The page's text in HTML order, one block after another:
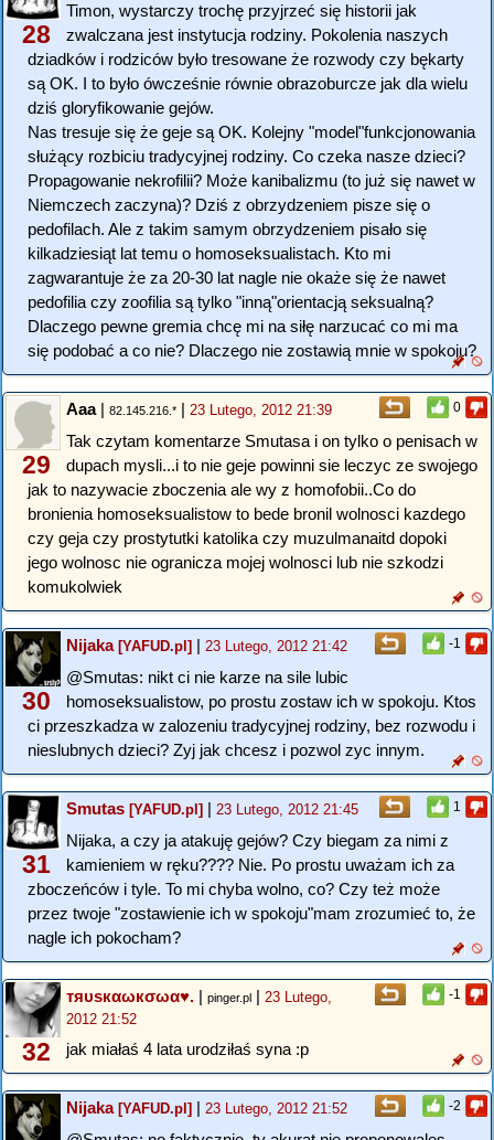
28
Timon, wystarczy trochę przyjrzeć się historii jak
zwalczana jest instytucja rodziny. Pokolenia naszych
dziadków i rodziców było tresowane że rozwody czy bękarty
są OK. I to było ówcześnie równie obrazoburcze jak dla wielu
dziś gloryfikowanie gejów.
Nas tresuje się że geje są OK. Kolejny "model"funkcjonowania
służący rozbiciu tradycyjnej rodziny. Co czeka nasze dzieci?
Propagowanie nekrofilii? Może kanibalizmu (to już się nawet w
Niemczech zaczyna)? Dziś z obrzydzeniem pisze się o
pedofilach. Ale z takim samym obrzydzeniem pisało się
kilkadziesiąt lat temu o homoseksualistach. Kto mi
zagwarantuje że za 20-30 lat nagle nie okaże się że nawet
pedofilia czy zoofilia są tylko "inną"orientacją seksualną?
Dlaczego pewne gremia chcę mi na siłę narzucać co mi ma
się podobać a co nie? Dlaczego nie zostawią mnie w spokoju?
0
29
Aaa| 82.145.216.* | 23 Lutego, 2012 21:39
Tak czytam komentarze Smutasa i on tylko o penisach w
dupach mysli...i to nie geje powinni sie leczyc ze swojego
jak to nazywacie zboczenia ale wy z homofobii..Co do
bronienia homoseksualistow to bede bronil wolnosci kazdego
czy geja czy prostytutki katolika czy muzulmanaitd dopoki
jego wolnosc nie ogranicza mojej wolnosci lub nie szkodzi
komukolwiek
-1
30
Nijaka[YAFUD.pl] | 23 Lutego, 2012 21:42
@Smutas: nikt ci nie karze na sile lubic
homoseksualistow, po prostu zostaw ich w spokoju. Ktos
ci przeszkadza w zalozeniu tradycyjnej rodziny, bez rozwodu i
nieslubnych dzieci? Zyj jak chcesz i pozwol zyc innym.
1
31
Smutas [YAFUD.pl] | 23 Lutego, 2012 21:45
Nijaka, a czy ja atakuję gejów? Czy biegam za nimi z
kamieniem w ręku???? Nie. Po prostu uważam ich za
zboczeńców i tyle. To mi chyba wolno, co? Czy też może
przez twoje "zostawienie ich w spokoju"mam zrozumieć to, że
nagle ich pokocham?
-1
32
тяυѕкαωкσωα♥. | pinger.pl | 23 Lutego,
2012 21:52
jak miałaś 4 lata urodziłaś syna :p
-2
Nijaka[YAFUD.pl] | 23 Lutego, 2012 21:52